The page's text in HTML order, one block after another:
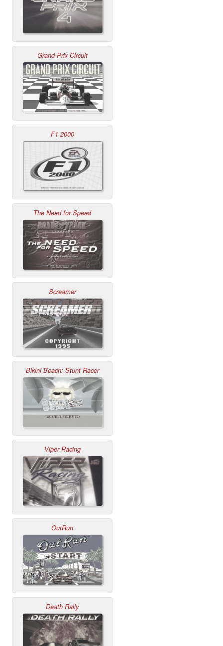
Grand Prix Circuit
F1 2000
The Need for Speed
Screamer
Bikini Beach: Stunt Racer
Viper Racing
OutRun
Death Rally